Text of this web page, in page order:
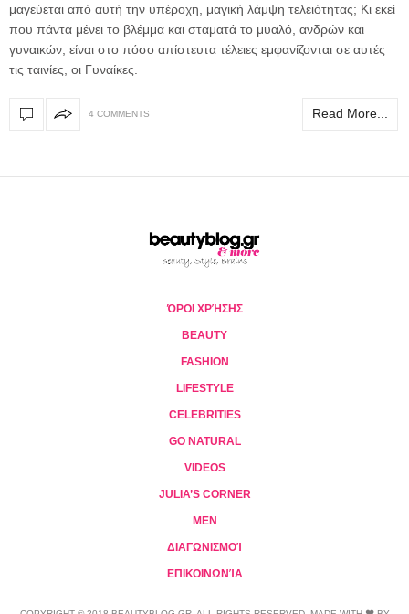
μαγεύεται από αυτή την υπέροχη, μαγική λάμψη τελειότητας; Κι εκεί
που πάντα μένει το βλέμμα και σταματά το μυαλό, ανδρών και
γυναικών, είναι στο πόσο απίστευτα τέλειες εμφανίζονται σε αυτές
τις ταινίες, οι Γυναίκες.
4 COMMENTS Read More...
ΌΡΟΙ ΧΡΉΣΗΣ
BEAUTY
FASHION
LIFESTYLE
CELEBRITIES
GO NATURAL
VIDEOS
JULIA’S CORNER
MEN
ΔΙΑΓΩΝΙΣΜΟΊ
ΕΠΙΚΟΙΝΩΝΊΑ